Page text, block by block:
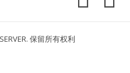
保留所有权利